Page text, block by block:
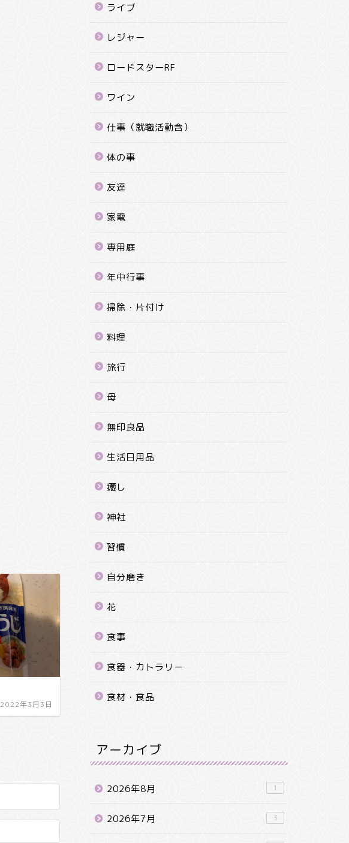
2022年3月3日
ライブ
レジャー
ロードスターRF
ワイン
仕事（就職活動含）
体の事
友達
家電
専用庭
年中行事
掃除・片付け
料理
旅行
母
無印良品
生活日用品
癒し
神社
習慣
自分磨き
花
食事
食器・カトラリー
食材・食品
アーカイブ
2026年8月 1
2026年7月 3